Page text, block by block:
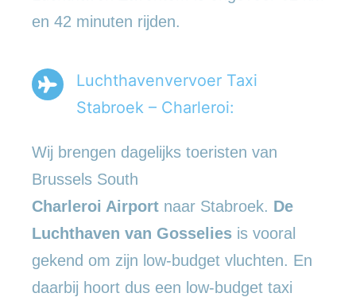
en 42 minuten rijden.
Luchthavenvervoer Taxi
Stabroek – Charleroi:
Wij brengen dagelijks toeristen van
Brussels South
Charleroi Airport naar Stabroek. De
Luchthaven van Gosselies is vooral
gekend om zijn low-budget vluchten. En
daarbij hoort dus een low-budget taxi